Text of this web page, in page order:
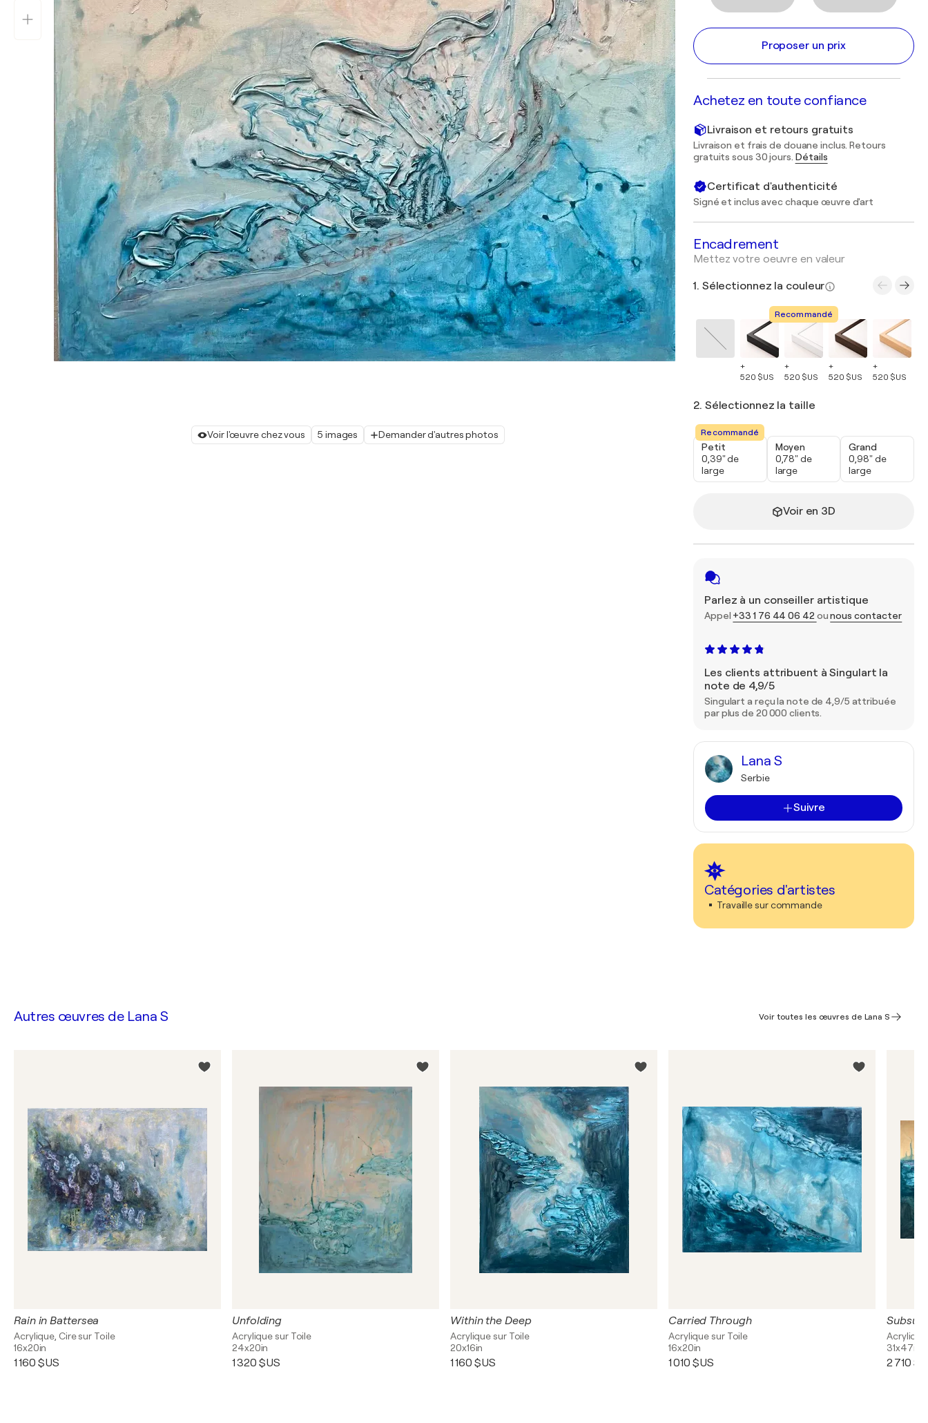
Voir l'œuvre chez vous 5 images Demander d'autres photos
Proposer un prix
Achetez en toute confiance
Livraison et retours gratuits
Livraison et frais de douane inclus. Retours
gratuits sous 30 jours. Détails
Certificat d'authenticité
Signé et inclus avec chaque œuvre d'art
Encadrement
Mettez votre oeuvre en valeur
1. Sélectionnez la couleur
+
520 $US
Recommandé
+
520 $US
+
520 $US
+
520 $US
2. Sélectionnez la taille
Recommandé
Petit
0,39" de
large
Moyen
0,78" de
large
Grand
0,98" de
large
Voir en 3D
Parlez à un conseiller artistique
Appel +33 1 76 44 06 42 ounous contacter
Les clients attribuent à Singulart la
note de 4,9/5
Singulart a reçu la note de 4,9/5 attribuée
par plus de 20 000 clients.
Lana S
Serbie
Suivre
Catégories d'artistes
Travaille sur commande
Autres œuvres de Lana S Voir toutes les œuvres de Lana S
Rain in Battersea
Acrylique, Cire sur Toile
16x20in
1 160 $US
Unfolding
Acrylique sur Toile
24x20in
1 320 $US
Within the Deep
Acrylique sur Toile
20x16in
1 160 $US
Carried Through
Acrylique sur Toile
16x20in
1 010 $US
31x47in
2 710